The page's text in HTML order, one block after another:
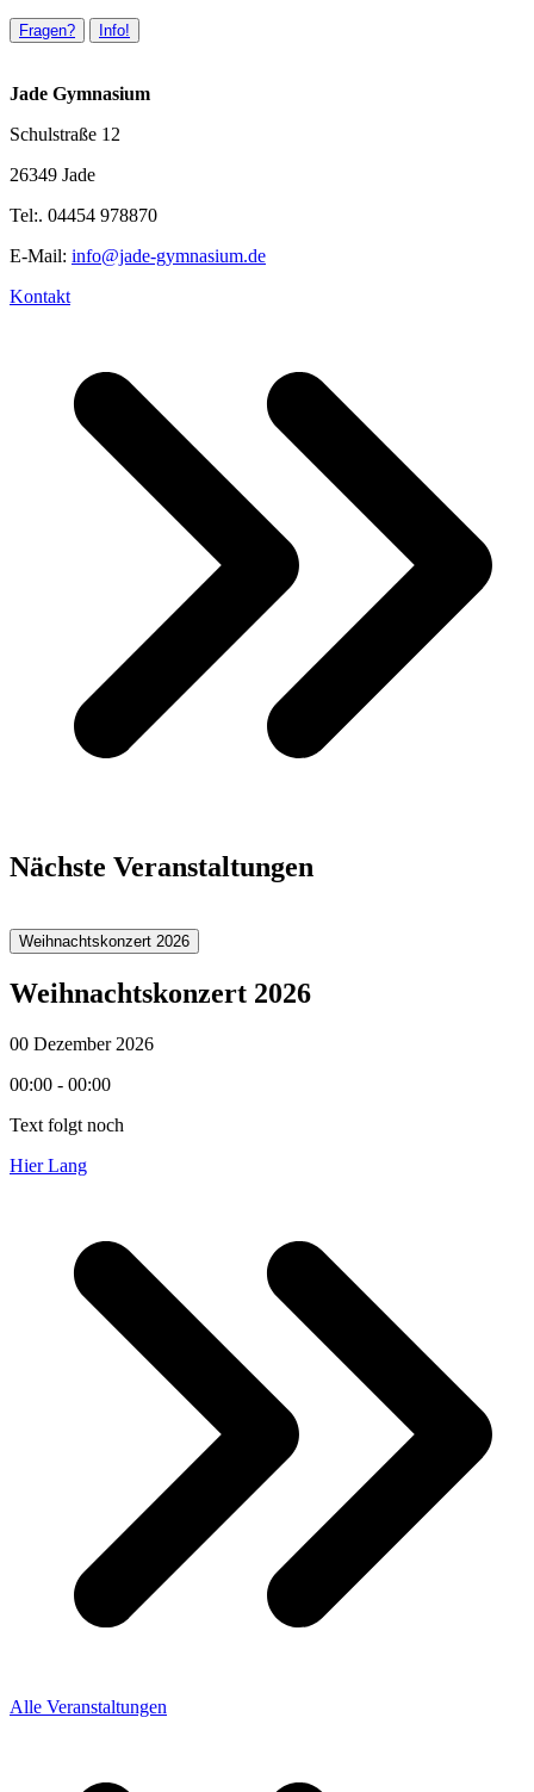
Fragen? Info!
Jade Gymnasium
Schulstraße 12
26349 Jade
Tel:. 04454 978870
E-Mail: info@jade-gymnasium.de
Kontakt
Nächste Veranstaltungen
Weihnachtskonzert 2026
Weihnachtskonzert 2026
00 Dezember 2026
00:00 - 00:00
Text folgt noch
Hier Lang
Alle Veranstaltungen